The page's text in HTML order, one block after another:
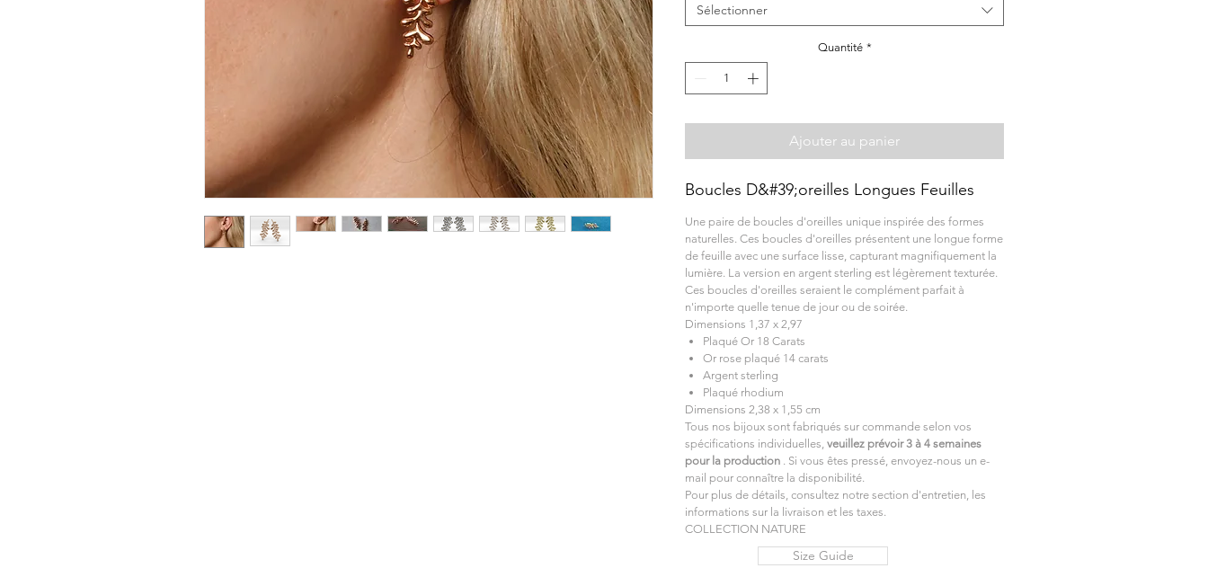
Sélectionner
Quantité *
Ajouter au panier
Boucles D&#39;oreilles Longues Feuilles
Une paire de boucles d'oreilles unique inspirée des formes
naturelles. Ces boucles d'oreilles présentent une longue forme
de feuille avec une surface lisse, capturant magnifiquement la
lumière. La version en argent sterling est légèrement texturée.
Ces boucles d'oreilles seraient le complément parfait à
n'importe quelle tenue de jour ou de soirée.
Dimensions 1,37 x 2,97
Plaqué Or 18 Carats
Or rose plaqué 14 carats
Argent sterling
Plaqué rhodium
Dimensions 2,38 x 1,55 cm
Tous nos bijoux sont fabriqués sur commande selon vos
spécifications individuelles, veuillez prévoir 3 à 4 semaines
pour la production . Si vous êtes pressé, envoyez-nous un e-
mail pour connaître la disponibilité.
Pour plus de détails, consultez notre section d'entretien, les
informations sur la livraison et les taxes.
COLLECTION NATURE
Size Guide